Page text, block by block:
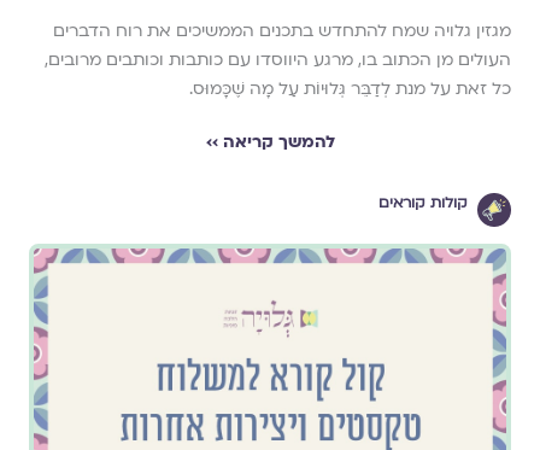
מגזין גלויה שמח להתחדש בתכנים הממשיכים את רוח הדברים
העולים מן הכתוב בו, מרגע היווסדו עם כותבות וכותבים מרובים,
כל זאת על מנת לְדַבֵּר גְּלוּיוֹת עַל מָה שֶׁכָּמוּס.
להמשך קריאה ››
קולות קוראים